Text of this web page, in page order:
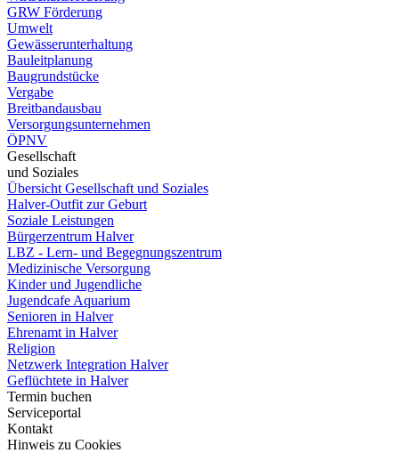
GRW Förderung
Umwelt
Gewässerunterhaltung
Bauleitplanung
Baugrundstücke
Vergabe
Breitbandausbau
Versorgungsunternehmen
ÖPNV
Gesellschaft
und Soziales
Übersicht Gesellschaft und Soziales
Halver-Outfit zur Geburt
Soziale Leistungen
Bürgerzentrum Halver
LBZ - Lern- und Begegnungszentrum
Medizinische Versorgung
Kinder und Jugendliche
Jugendcafe Aquarium
Senioren in Halver
Ehrenamt in Halver
Religion
Netzwerk Integration Halver
Geflüchtete in Halver
Termin buchen
Serviceportal
Kontakt
Hinweis zu Cookies